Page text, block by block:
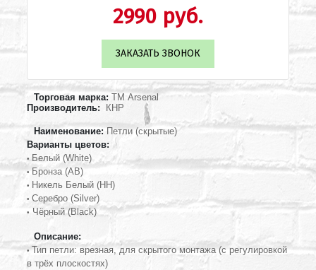
2990 руб.
ЗАКАЗАТЬ ЗВОНОК
Торговая марка: ТМ Arsenal
Производитель:
КНР
Наименование: Петли (скрытые)
Варианты цветов:
• Белый (White)
• Бронза (AB)
• Никель Белый (HH)
• Серебро (Silver)
• Чёрный (Black)
Описание:
•Тип петли: врезная, для скрытого монтажа (с регулировкой
в трёх плоскостях)